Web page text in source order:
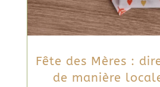
Fête des Mères :
de manière